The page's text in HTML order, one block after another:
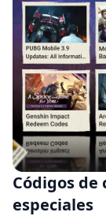
Códigos
especiales